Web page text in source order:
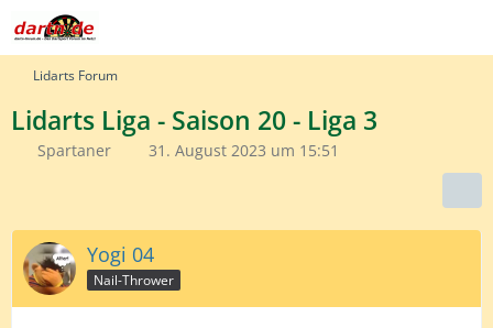
Lidarts Forum
Lidarts Liga - Saison 20 - Liga 3
Spartaner 31. August 2023 um 15:51
Yogi 04
Nail-Thrower